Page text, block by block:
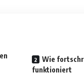
Wie
funktioniert